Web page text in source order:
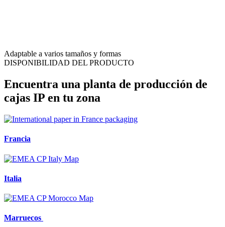
Adaptable a varios tamaños y formas
DISPONIBILIDAD DEL PRODUCTO
Encuentra una planta de producción de
cajas IP en tu zona
Francia
Italia
Marruecos